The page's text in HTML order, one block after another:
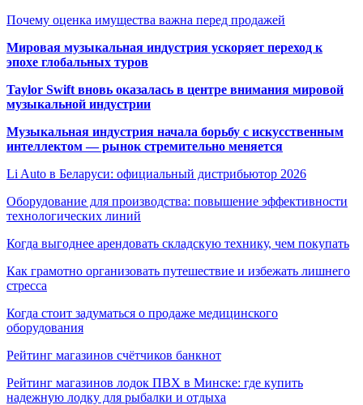
Почему оценка имущества важна перед продажей
Мировая музыкальная индустрия ускоряет переход к
эпохе глобальных туров
Taylor Swift вновь оказалась в центре внимания мировой
музыкальной индустрии
Музыкальная индустрия начала борьбу с искусственным
интеллектом — рынок стремительно меняется
Li Auto в Беларуси: официальный дистрибьютор 2026
Оборудование для производства: повышение эффективности
технологических линий
Когда выгоднее арендовать складскую технику, чем покупать
Как грамотно организовать путешествие и избежать лишнего
стресса
Когда стоит задуматься о продаже медицинского
оборудования
Рейтинг магазинов счётчиков банкнот
Рейтинг магазинов лодок ПВХ в Минске: где купить
надежную лодку для рыбалки и отдыха